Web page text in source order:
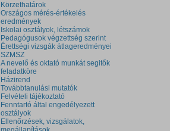
Körzethatárok
Országos mérés-értékelés
eredmények
Iskolai osztályok, létszámok
Pedagógusok végzettség szerint
Érettségi vizsgák átlageredményei
SZMSZ
A nevelő és oktató munkát segitők
feladatköre
Házirend
Továbbtanulási mutatók
Felvételi tájékoztató
Fenntartó által engedélyezett
osztályok
Ellenőrzések, vizsgálatok,